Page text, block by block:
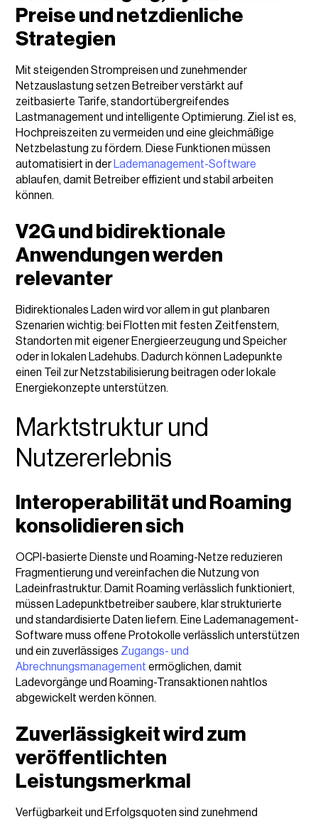
Preise und netzdienliche
Strategien
Mit steigenden Strompreisen und zunehmender
Netzauslastung setzen Betreiber verstärkt auf
zeitbasierte Tarife, standortübergreifendes
Lastmanagement und intelligente Optimierung. Ziel ist es,
Hochpreiszeiten zu vermeiden und eine gleichmäßige
Netzbelastung zu fördern. Diese Funktionen müssen
automatisiert in der Lademanagement-Software
ablaufen, damit Betreiber effizient und stabil arbeiten
können.
V2G und bidirektionale
Anwendungen werden
relevanter
Bidirektionales Laden wird vor allem in gut planbaren
Szenarien wichtig: bei Flotten mit festen Zeitfenstern,
Standorten mit eigener Energieerzeugung und Speicher
oder in lokalen Ladehubs. Dadurch können Ladepunkte
einen Teil zur Netzstabilisierung beitragen oder lokale
Energiekonzepte unterstützen.
Marktstruktur und
Nutzererlebnis
Interoperabilität und Roaming
konsolidieren sich
OCPI-basierte Dienste und Roaming-Netze reduzieren
Fragmentierung und vereinfachen die Nutzung von
Ladeinfrastruktur. Damit Roaming verlässlich funktioniert,
müssen Ladepunktbetreiber saubere, klar strukturierte
und standardisierte Daten liefern. Eine Lademanagement-
Software muss offene Protokolle verlässlich unterstützen
und ein zuverlässiges Zugangs- und
Abrechnungsmanagement ermöglichen, damit
Ladevorgänge und Roaming-Transaktionen nahtlos
abgewickelt werden können.
Zuverlässigkeit wird zum
veröffentlichten
Leistungsmerkmal
Verfügbarkeit und Erfolgsquoten sind zunehmend